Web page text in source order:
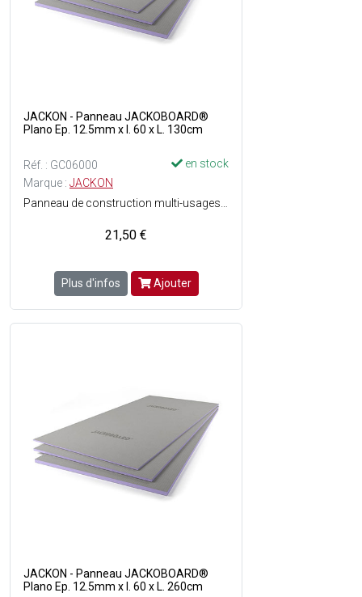
JACKON - Panneau JACKOBOARD®
Plano Ep. 12.5mm x l. 60 x L. 130cm
Réf. : GC06000
en stock
Marque : JACKON
21,50 €
Plus d'infos Ajouter
JACKON - Panneau JACKOBOARD®
Plano Ep. 12.5mm x l. 60 x L. 260cm